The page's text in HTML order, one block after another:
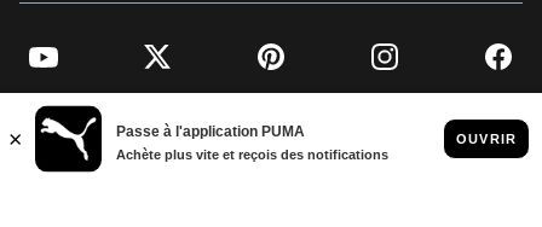
YouTube Twitter Pinterest Instagram
© PUMA EUROPE GMBH, 2026. TOUS DROITS RÉSERVÉS
MENTIONS ET DONNÉES LÉGALES